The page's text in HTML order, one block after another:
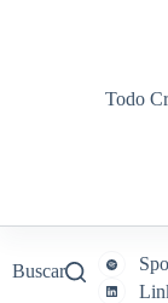
Todo
Buscar